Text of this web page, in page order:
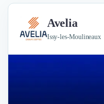
Avelia
Issy-les-Moulineaux